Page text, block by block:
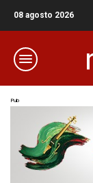
08 agosto 2026
Pub